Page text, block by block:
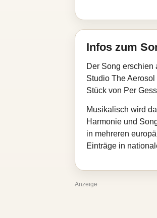
Infos zum
Der Song erschien
Studio The
Stück von Per
Musikalisch wird
Harmonie und
in mehreren
Einträge in
Anzeige